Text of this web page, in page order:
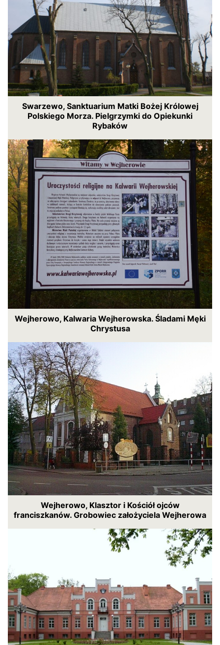
Swarzewo, Sanktuarium Matki Bożej Królowej
Polskiego Morza. Pielgrzymki do Opiekunki
Rybaków
Wejherowo, Kalwaria Wejherowska. Śladami Męki
Chrystusa
Wejherowo, Klasztor i Kościół ojców
franciszkanów. Grobowiec założyciela Wejherowa